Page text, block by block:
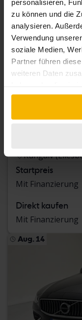
personalisieren,
zu können und die
analysieren.
Verwendung
soziale Medien,
Partner führen
weiteren Daten
gesammelt haben.
Volvo V60
86 730
Kungälv
Startpreis
Mit Finanzierung
Direkt kaufen
Mit Finanzierung
Aug. 14